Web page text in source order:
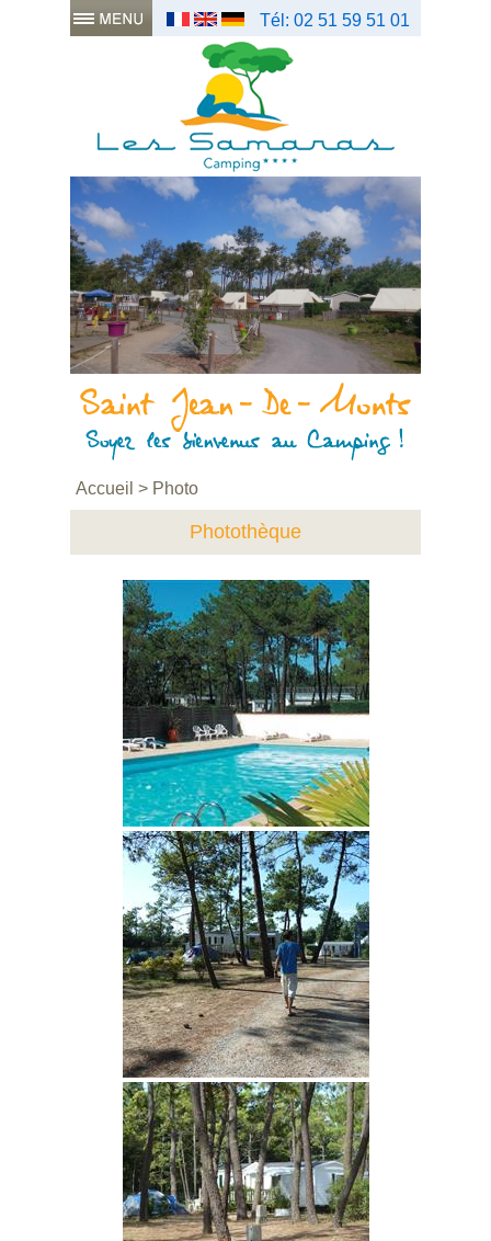
Tél: 02 51 59 51 01
Accueil > Photo
Photothèque